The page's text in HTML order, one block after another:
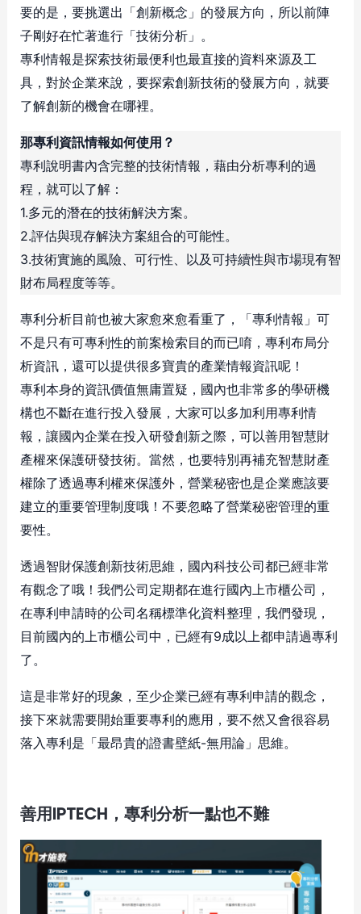
要的是，要挑選出「創新概念」的發展方向，所以前陣
子剛好在忙著進行「技術分析」。
專利情報是探索技術最便利也最直接的資料來源及工
具，對於企業來說，要探索創新技術的發展方向，就要
了解創新的機會在哪裡。
那專利資訊情報如何使用？
專利說明書內含完整的技術情報，藉由分析專利的過
程，就可以了解：
1.多元的潛在的技術解決方案。
2.評估與現存解決方案組合的可能性。
3.技術實施的風險、可行性、以及可持續性與市場現有智
財布局程度等等。
專利分析目前也被大家愈來愈看重了，「專利情報」可
不是只有可專利性的前案檢索目的而已唷，專利布局分
析資訊，還可以提供很多寶貴的產業情報資訊呢！
專利本身的資訊價值無庸置疑，國內也非常多的學研機
構也不斷在進行投入發展，大家可以多加利用專利情
報，讓國內企業在投入研發創新之際，可以善用智慧財
產權來保護研發技術。當然，也要特別再補充智慧財產
權除了透過專利權來保護外，營業秘密也是企業應該要
建立的重要管理制度哦！不要忽略了營業秘密管理的重
要性。
透過智財保護創新技術思維，國內科技公司都已經非常
有觀念了哦！我們公司定期都在進行國內上市櫃公司，
在專利申請時的公司名稱標準化資料整理，我們發現，
目前國內的上市櫃公司中，已經有9成以上都申請過專利
了。
這是非常好的現象，至少企業已經有專利申請的觀念，
接下來就需要開始重要專利的應用，要不然又會很容易
落入專利是「最昂貴的證書壁紙-無用論」思維。
善用IPTECH，專利分析一點也不難